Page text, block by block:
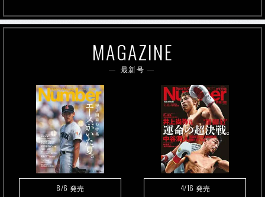
MAGAZINE
最新号
8/6 発売 4/16 発売